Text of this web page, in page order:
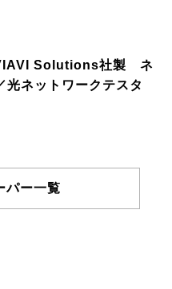
VIAVI Solutions社製 ネ
ネットワークテスタ
パー一覧